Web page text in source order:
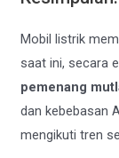
Mobil listrik
saat ini, secara
pemenang
dan kebebasan
mengikuti tren